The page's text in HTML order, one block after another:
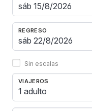
REGRESO
Sin escalas
VIAJEROS
1 adulto